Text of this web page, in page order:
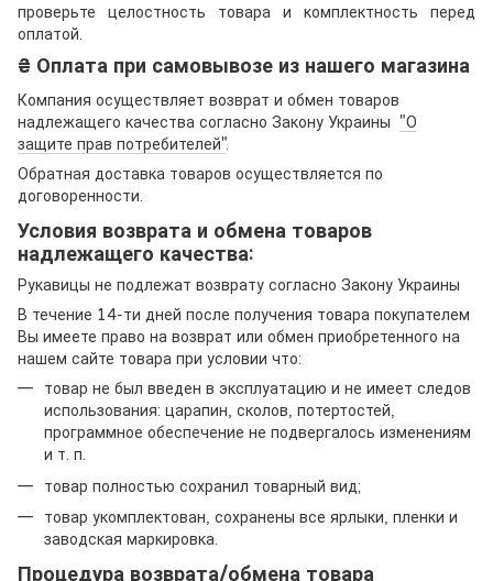
проверьте целостность товара и комплектность перед
оплатой.
₴ Оплата при самовывозе из нашего магазина
Компания осуществляет возврат и обмен товаров
надлежащего качества согласно Закону Украины "О
защите прав потребителей".
Обратная доставка товаров осуществляется по
договоренности.
Условия возврата и обмена товаров
надлежащего качества:
Рукавицы не подлежат возврату согласно Закону Украины
В течение 14-ти дней после получения товара покупателем
Вы имеете право на возврат или обмен приобретенного на
нашем сайте товара при условии что:
товар не был введен в эксплуатацию и не имеет следов
использования: царапин, сколов, потертостей,
программное обеспечение не подвергалось изменениям
и т. п.
товар полностью сохранил товарный вид;
товар укомплектован, сохранены все ярлыки, пленки и
заводская маркировка.
Процедура возврата/обмена товара